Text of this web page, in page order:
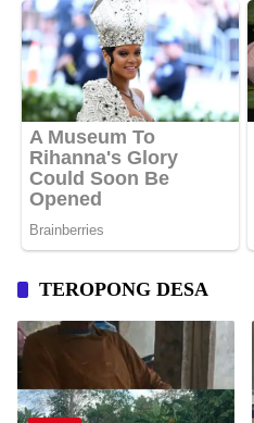
TEROPONG DESA